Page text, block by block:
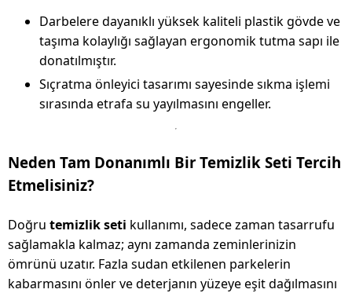
Darbelere dayanıklı yüksek kaliteli plastik gövde ve
taşıma kolaylığı sağlayan ergonomik tutma sapı ile
donatılmıştır.
Sıçratma önleyici tasarımı sayesinde sıkma işlemi
sırasında etrafa su yayılmasını engeller.
Neden Tam Donanımlı Bir Temizlik Seti Tercih
Etmelisiniz?
Doğru temizlik seti kullanımı, sadece zaman tasarrufu
sağlamakla kalmaz; aynı zamanda zeminlerinizin
ömrünü uzatır. Fazla sudan etkilenen parkelerin
kabarmasını önler ve deterjanın yüzeye eşit dağılmasını